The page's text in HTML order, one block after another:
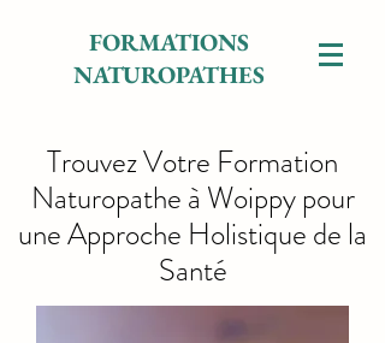
FORMATIONS
NATUROPATHES
Trouvez Votre Formation
Naturopathe à Woippy pour
une Approche Holistique de la
Santé